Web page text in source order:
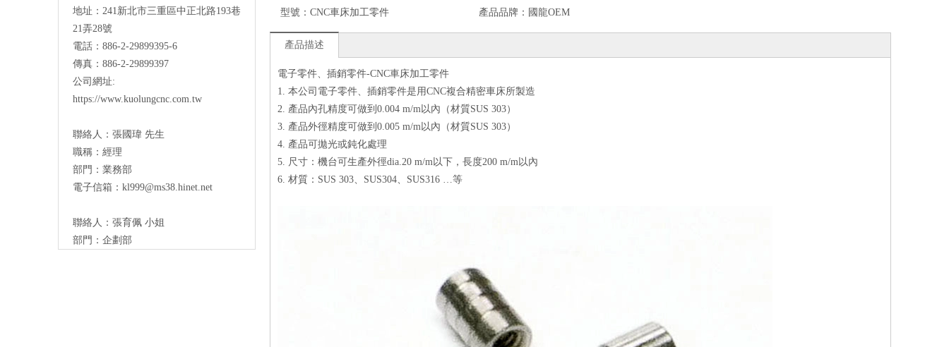
地址：241新北市三重區中正北路193巷
21弄28號
電話：886-2-29899395-6
傳真：886-2-29899397
公司網址:
https://www.kuolungcnc.com.tw
聯絡人： 張國瑋 先生
職稱： 經理
部門：業務部
電子信箱： kl999@ms38.hinet.net
聯絡人： 張育佩 小姐
部門：企劃部
型號： CNC車床加工零件 產品品牌： 國龍OEM
產品描述
電子零件、插銷零件-CNC車床加工零件
1. 本公司電子零件、插銷零件是用CNC複合精密車床所製造
2. 產品內孔精度可做到0.004 m/m以內（材質SUS 303）
3. 產品外徑精度可做到0.005 m/m以內（材質SUS 303）
4. 產品可拋光或鈍化處理
5. 尺寸：機台可生產外徑dia.20 m/m以下，長度200 m/m以內
6. 材質：SUS 303、SUS304、SUS316 …等